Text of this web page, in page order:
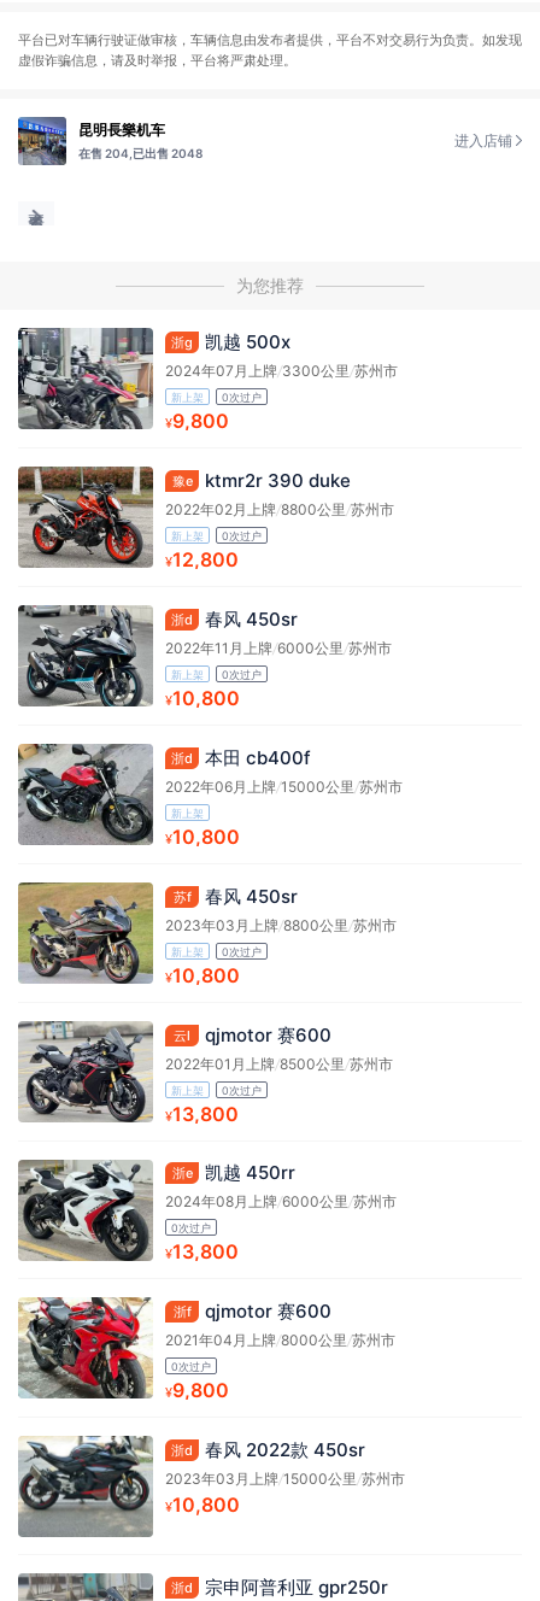
平台已对车辆行驶证做审核，车辆信息由发布者提供，平台不对交易行为负责。如发现
虚假诈骗信息，请及时举报，平台将严肃处理。
昆明長樂机车
在售 204, 已出售 2048
进入店铺
为您推荐
浙g 凯越 500x
2024年07月上牌/3300公里 /苏州市
新上架 0次过户
¥9,800
豫e ktmr2r 390 duke
2022年02月上牌/8800公里 /苏州市
新上架 0次过户
¥12,800
浙d 春风 450sr
2022年11月上牌/6000公里 /苏州市
新上架 0次过户
¥10,800
浙d 本田 cb400f
2022年06月上牌/15000公里 /苏州市
新上架
¥10,800
苏f 春风 450sr
2023年03月上牌/8800公里 /苏州市
新上架 0次过户
¥10,800
云l qjmotor 赛600
2022年01月上牌/8500公里 /苏州市
新上架 0次过户
¥13,800
浙e 凯越 450rr
2024年08月上牌/6000公里/苏州市
0次过户
¥13,800
浙f qjmotor 赛600
2021年04月上牌/8000公里/苏州市
0次过户
¥9,800
浙d 春风 2022款 450sr
2023年03月上牌/15000公里/苏州市
¥10,800
浙d 宗申阿普利亚 gpr250r